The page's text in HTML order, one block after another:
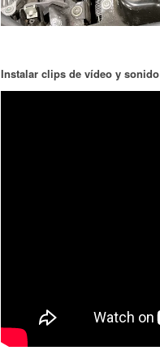
Instalar clips de vídeo y sonido